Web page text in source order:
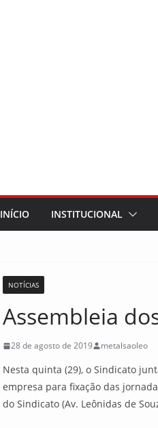
INÍCIO INSTITUCIONAL
NOTÍCIAS
Assembleia
28 de agosto de 2019 metalsaoleo
Nesta quinta (29), o Sindicato
empresa para fixação das
do Sindicato (Av. Leônidas de